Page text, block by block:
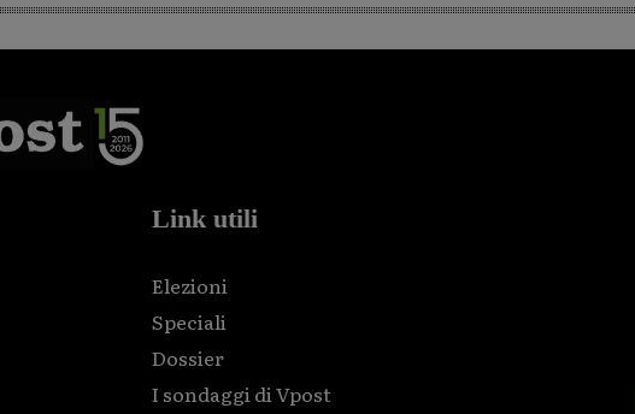
Link utili
Elezioni
Speciali
Dossier
I sondaggi di Vpost